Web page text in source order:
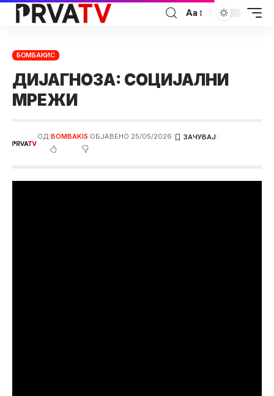
Аа
БОМБАКИС
ДИЈАГНОЗA: СОЦИЈАЛНИ
МРЕЖИ
ОД:BOMBAKIS ОБЈАВЕНО 25/05/2026